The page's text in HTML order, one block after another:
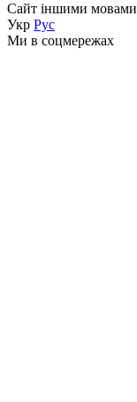
Сайт іншими мовами
Укр Рус
Ми в соцмережах